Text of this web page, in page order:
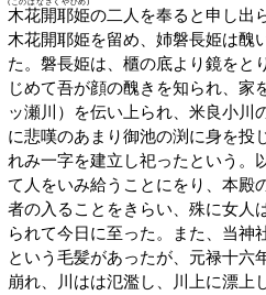
木花開耶姫の二人を奉ると申し出
木花開耶姫を留め、姉磐長姫は醜
た。磐長姫は、櫃の底より鏡をと
じめて吾が顔の醜きを知られ、家
ッ瀬川）を伝い上られ、米良小川
に悲嘆のあまり御池の渕に身を投
れみ一字を建立し祀ったという。
て人をいみ給うことにをり、本殿
者の入ることをきらい、殊に女人
られて今日に至った。また、当神
という毛髪があったが、元禄十六
崩れ、川はは氾濫し、川上に漂上